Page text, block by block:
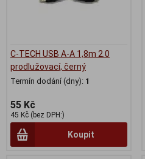
C-TECH USB A-A 1,8m 2.0
prodlužovací, černý
Termín dodání (dny): 1
55 Kč
45 Kč (bez DPH:)
Koupit